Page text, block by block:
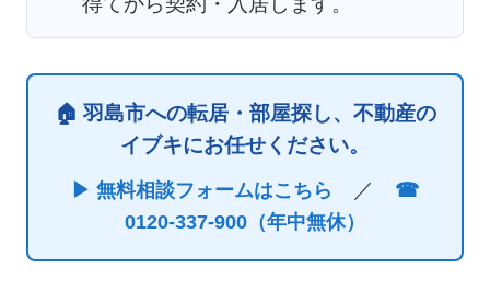
🏠 羽島市への転居・部屋探し、不動産の
イブキにお任せください。
▶ 無料相談フォームはこちら ／ ☎
0120-337-900（年中無休）